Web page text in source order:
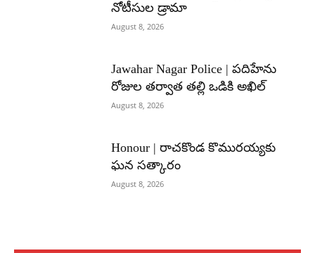
నోటీసుల డ్రామా
August 8, 2026
Jawahar Nagar Police | పదిహేను
రోజుల తర్వాత తల్లి ఒడికి అఖిల్
August 8, 2026
Honour | రాచకొండ కొమురయ్యకు
ఘన సత్కారం
August 8, 2026